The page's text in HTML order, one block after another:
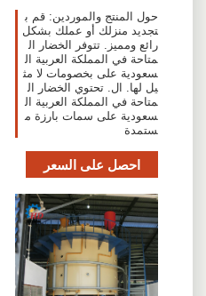
حول المنتج والموردين: قم ب
تجديد منزلك أو عملك بشكل
رائع ومميز. تتوفر الخضار ال
متاحة في المملكة العربية ال
سعودية على بخصومات لا مث
يل لها. ال. تحتوي الخضار ال
متاحة في المملكة العربية ال
سعودية على سمات بارزة م
ستمدة
احصل على السعر